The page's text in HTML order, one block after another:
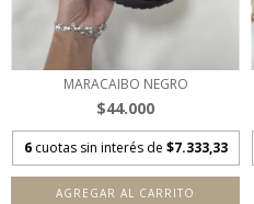
MARACAIBO NEGRO
$44.000
6 cuotas sin interés de $7.333,33
AGREGAR AL CARRITO